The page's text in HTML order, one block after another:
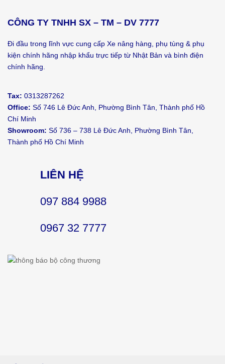
CÔNG TY TNHH SX – TM – DV 7777
Đi đầu trong lĩnh vực cung cấp Xe nâng hàng, phụ tùng & phụ
kiện chính hãng nhập khẩu trực tiếp từ Nhật Bản và bình điện
chính hãng.
Tax: 0313287262
Office: Số 746 Lê Đức Anh, Phường Bình Tân, Thành phố Hồ
Chí Minh
Showroom: Số 736 – 738 Lê Đức Anh, Phường Bình Tân,
Thành phố Hồ Chí Minh
LIÊN HỆ
097 884 9988
0967 32 7777